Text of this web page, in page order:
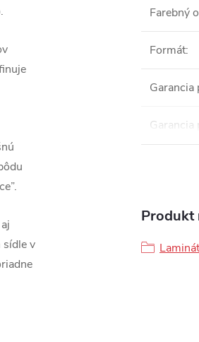
sídle v
Farebný
Formát:
Garancia
Produkt